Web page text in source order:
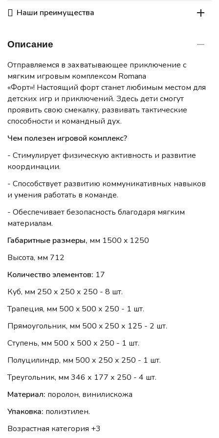
Наши преимущества
Описание
Отправляемся в захватывающее приключение с
мягким игровым комплексом Romana
«Форт»! Настоящий форт станет любимым местом для
детских игр и приключений. Здесь дети смогут
проявить свою смекалку, развивать тактические
способности и командный дух.
Чем полезен игровой комплекс?
- Стимулирует физическую активность и развитие
координации.
- Способствует развитию коммуникативных навыков
и умения работать в команде.
- Обеспечивает безопасность благодаря мягким
материалам.
Габаритные размеры, мм 1500 x 1250
Высота, мм 712
Количество элементов: 17
Куб, мм 250 х 250 х 250 - 8 шт.
Трапеция, мм 500 x 500 х 250 - 1 шт.
Прямоугольник, мм 500 x 250 х 125 - 2 шт.
Ступень, мм 500 х 500 х 250 - 1 шт.
Полуцилиндр, мм 500 х 250 х 250 - 1 шт.
Треугольник, мм 346 х 177 х 250 - 4 шт.
Материал: поролон, винилискожа
Упаковка: полиэтилен.
Возрастная категория +3